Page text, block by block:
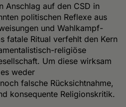
Anschlag auf den CSD in
politischen Reflexe aus
und Wahlkampf-
fatale Ritual verfehlt den Kern
religiöse
Um diese wirksam
weder
falsche Rücksichtnahme,
konsequente Religionskritik.